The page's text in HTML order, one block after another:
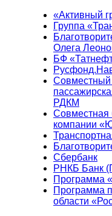
«Активный
Группа
Олега
БФ
Совместный
РДКМ
Совместная
компании
Сбербанк
РНКБ Банк
Программа
Программа
области